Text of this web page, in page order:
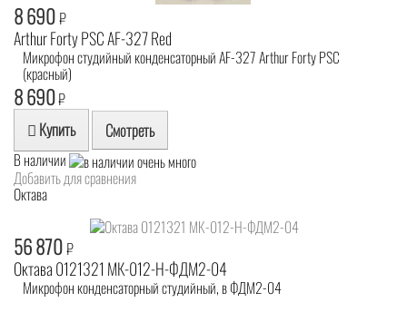
8 690₽
Arthur Forty PSC AF-327 Red
Микрофон студийный конденсаторный AF-327 Arthur Forty PSC
(красный)
8 690₽
Купить Смотреть
В наличии
Добавить для сравнения
Октава
56 870₽
Октава 0121321 МК-012-Н-ФДМ2-04
Микрофон конденсаторный студийный, в ФДМ2-04